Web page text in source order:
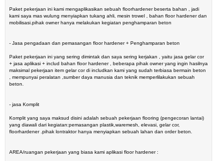
Paket pekerjaan ini kami mengaplikasikan sebuah floorhardener beserta bahan , jadi
kami saya mas wulung menyiapkan tukang ahli, mesin trowel , bahan floor hardener dan
mobilisasi.pihak owner hanya melakukan kegiatan penghamparan beton
- Jasa pengadaan dan pemasangan floor hardener + Penghamparan beton
Paket pekerjaan ini yang sering dimintak dan saya sering kerjakan , yaitu jasa gelar cor
+ jasa aplikasi + includ bahan floor hardener , beberapa pihak owner yang ingin hasilnya
maksimal pekerjaan item gelar cor di includkan kami yang sudah terbiasa bermain beton
, mempunyai peralatan ,sumber daya manusia dan teknik memperlilakukan sebuah
beton.
- jasa Komplit
Komplit yang saya maksud disini adalah sebuah pekerjaan flooring (pengecoran lantai)
yang diawali dari kegiatan:pemasangan plastik,waremesh, elevasi, gelar cor,
floorhardener .pihak lontraktor hanya menyiapkan sebuah lahan dan order beton.
AREA/ruangan pekerjaan yang biasa kami aplikasi floor hardener :